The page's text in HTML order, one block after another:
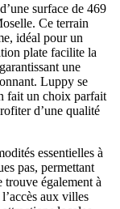
surface de 469
Ce terrain
idéal pour un
plate facilite la
une
Luppy se
fait un choix parfait
d’une qualité
essentielles à
pas, permettant
également à
aux villes